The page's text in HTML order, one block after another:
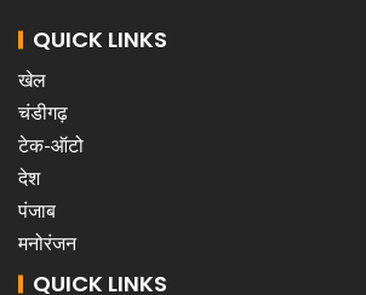
QUICK LINKS
खेल
चंडीगढ़
टेक-ऑटो
देश
पंजाब
मनोरंजन
QUICK LINKS